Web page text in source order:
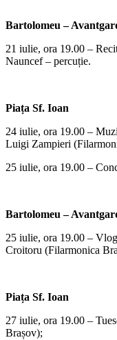
Bartolomeu –
21 iulie, ora 19.00 –
Nauncef – percuție.
Piața Sf. Ioan
24 iulie, ora 19.00 –
Luigi Zampieri
25 iulie, ora 19.00 –
Bartolomeu –
25 iulie, ora 19.00 –
Croitoru (Filarmonica
Piața Sf. Ioan
27 iulie, ora 19.00 –
Brașov);